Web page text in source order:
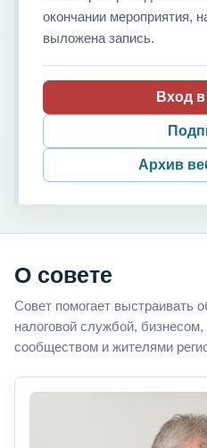
окончании мероприятия,
выложена запись.
Вход
Архив
О совете
Совет помогает выстраивать
налоговой службой,
сообществом и жителями